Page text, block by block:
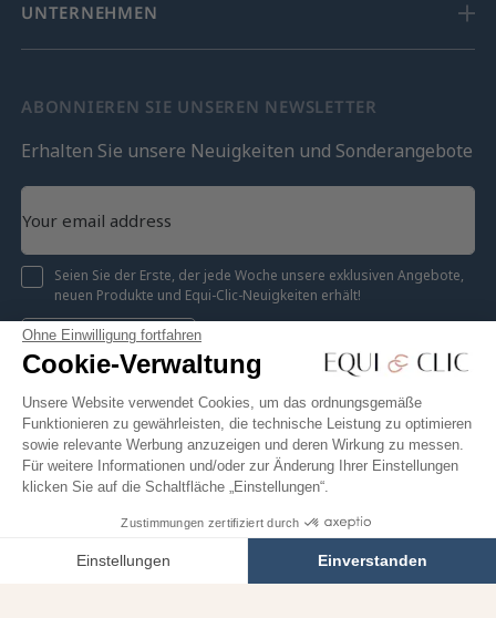
Ohne Einwilligung fortfahren
Cookie-Verwaltung
Unsere Website verwendet Cookies, um das ordnungsgemäße
Funktionieren zu gewährleisten, die technische Leistung zu optimieren
sowie relevante Werbung anzuzeigen und deren Wirkung zu messen.
Für weitere Informationen und/oder zur Änderung Ihrer Einstellungen
klicken Sie auf die Schaltfläche „Einstellungen“.
Zustimmungen zertifiziert durch
Einstellungen Einverstanden
In den Warenkorb
UNTERNEHMEN
ABONNIEREN SIE UNSEREN NEWSLETTER
Erhalten Sie unsere Neuigkeiten und Sonderangebote
Seien Sie der Erste, der jede Woche unsere exklusiven Angebote,
neuen Produkte und Equi-Clic-Neuigkeiten erhält!
Registrieren
Facebook Twitter
YouTube
Pinterest
Instagram
Equiclic © 2026